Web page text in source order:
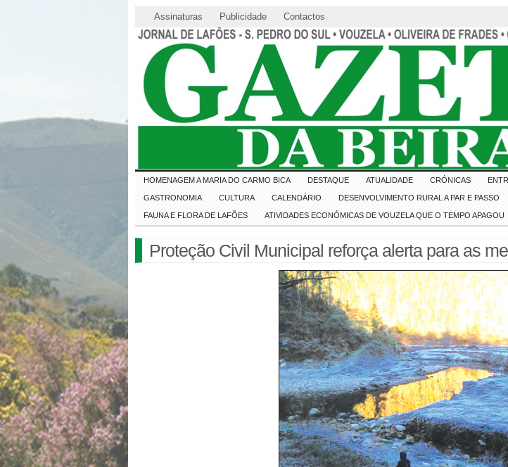
Assinaturas Publicidade Contactos
HOMENAGEM A MARIA DO CARMO BICA DESTAQUE ATUALIDADE CRÓNICAS
GASTRONOMIA CULTURA CALENDÁRIO DESENVOLVIMENTO RURAL A PAR E PASSO
FAUNA E FLORA DE LAFÕES ATIVIDADES ECONÓMICAS DE VOUZELA QUE O TEMPO APAGOU
Proteção Civil Municipal reforça alerta para as